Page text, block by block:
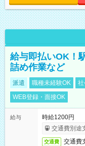
給与即払いOK！
詰め作業など
派遣 職種未経験OK
WEB登録・面接OK
給与
時給1200円
交通費別途
交通費 交通費